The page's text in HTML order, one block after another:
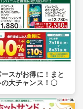
スがお得に！まと
大チャンス！〇